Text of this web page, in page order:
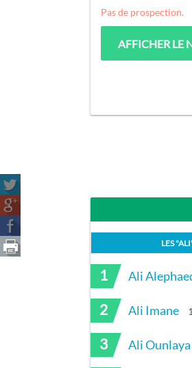
Pas de prospection.
AFFICHER LE
LES "ALI
1 Ali
2 Ali Imane
3 Ali Ounlaya